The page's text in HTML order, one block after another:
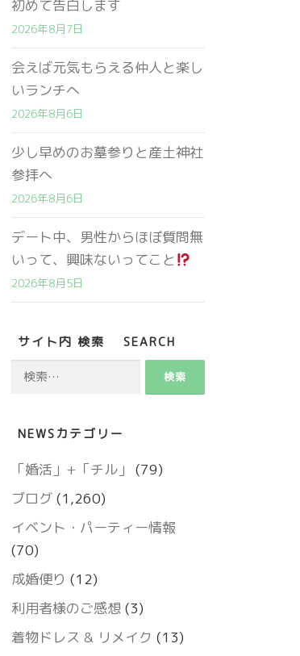
お問い合わせ
初めて告白します
2026年8月7日
会えば元気もらえる仲人と楽し
いランチへ
2026年8月6日
少し早めのお墓参りと産土神社
参拝へ
2026年8月6日
デート中、男性からほぼ質問無
いって、興味ないってこと
2026年8月5日
サイト内 検索 SEARCH
NEWSカテゴリー
「婚活」+「チル」
(79)
ブログ (1,260)
イベント・パーティー情報
(70)
成婚便り (12)
利用者様のご感想 (3)
着物ドレス & リメイク (13)